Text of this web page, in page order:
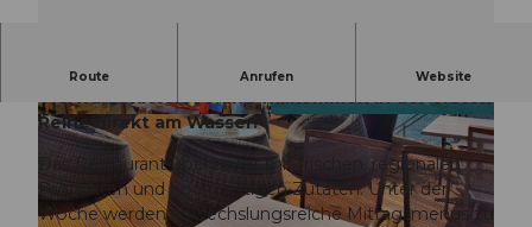
© Seerestaurant Lützelau | CC-BY-NC-ND © Seerestaurant Lützelau |CC-BY-NC-ND
Route Anrufen Website
Grüezi im Seerestaurant LÜTZELAU am schönen
Vierwaldstättersee und willkommen in der ersten
Reihe direkt am Wasser!
Das Restaurant überzeugt mit frischen, regionalen
Produkten und hochwertigen Zutaten. Unter der
Woche werden abwechslungsreiche Mittagsmenüs zu